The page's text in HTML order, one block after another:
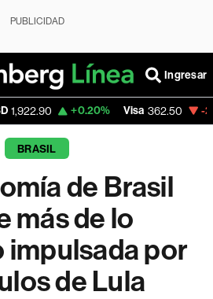
PUBLICIDAD
Ingresar
+0.20% Visa 362.50 -2.15%
BRASIL
de Brasil
más de lo
impulsada por
de Lula